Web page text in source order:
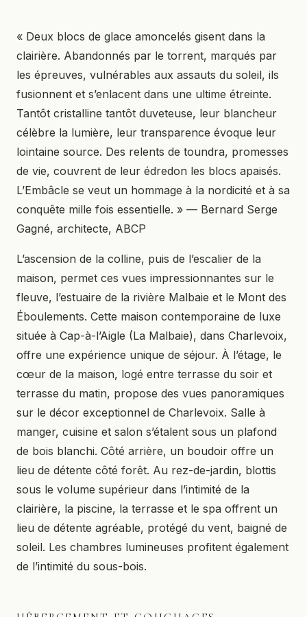
Golf
Randonnée pédestre
Kayak
Vélo de montagne
Vélo de route
Course à pieds
Voile
Patin à glace
Baignade
Tennis
Planche à neige
Sentier de motoneige
Raquette
« Deux blocs de glace amoncelés gisent dans la
clairière. Abandonnés par le torrent, marqués par
les épreuves, vulnérables aux assauts du soleil, ils
fusionnent et s’enlacent dans une ultime étreinte.
Tantôt cristalline tantôt duveteuse, leur blancheur
célèbre la lumière, leur transparence évoque leur
lointaine source. Des relents de toundra, promesses
de vie, couvrent de leur édredon les blocs apaisés.
L’Embâcle se veut un hommage à la nordicité et à sa
conquête mille fois essentielle. » — Bernard Serge
Gagné, architecte, ABCP
L’ascension de la colline, puis de l’escalier de la
maison, permet ces vues impressionnantes sur le
fleuve, l’estuaire de la rivière Malbaie et le Mont des
Éboulements. Cette maison contemporaine de luxe
située à Cap-à-l’Aigle (La Malbaie), dans Charlevoix,
offre une expérience unique de séjour. À l’étage, le
cœur de la maison, logé entre terrasse du soir et
terrasse du matin, propose des vues panoramiques
sur le décor exceptionnel de Charlevoix. Salle à
manger, cuisine et salon s’étalent sous un plafond
de bois blanchi. Côté arrière, un boudoir offre un
lieu de détente côté forêt. Au rez-de-jardin, blottis
sous le volume supérieur dans l’intimité de la
clairière, la piscine, la terrasse et le spa offrent un
lieu de détente agréable, protégé du vent, baigné de
soleil. Les chambres lumineuses profitent également
de l’intimité du sous-bois.